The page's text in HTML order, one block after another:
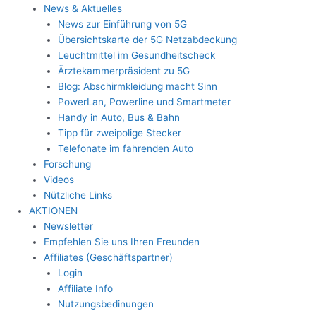
News & Aktuelles
News zur Einführung von 5G
Übersichtskarte der 5G Netzabdeckung
Leuchtmittel im Gesundheitscheck
Ärztekammerpräsident zu 5G
Blog: Abschirmkleidung macht Sinn
PowerLan, Powerline und Smartmeter
Handy in Auto, Bus & Bahn
Tipp für zweipolige Stecker
Telefonate im fahrenden Auto
Forschung
Videos
Nützliche Links
AKTIONEN
Newsletter
Empfehlen Sie uns Ihren Freunden
Affiliates (Geschäftspartner)
Login
Affiliate Info
Nutzungsbedinungen